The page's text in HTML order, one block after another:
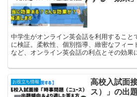
中学生がオンライン英会話を利用すること
に検証。柔軟性、個別指導、緻密なフィー
など、オンライン英会話の利点とその効果
お役立ち情報
高校入試面
ス）」の出